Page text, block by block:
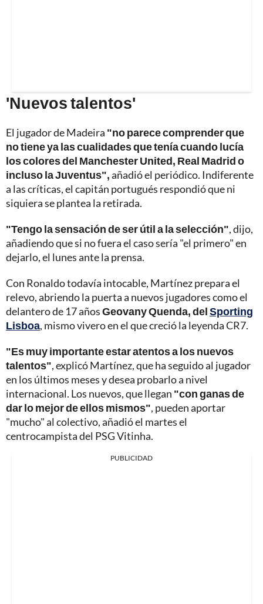
'Nuevos talentos'
El jugador de Madeira "no parece comprender que
no tiene ya las cualidades que tenía cuando lucía
los colores del Manchester United, Real Madrid o
incluso la Juventus",añadió el periódico. Indiferente
a las críticas, el capitán portugués respondió que ni
siquiera se plantea la retirada.
"Tengo la sensación de ser útil a la selección", dijo,
añadiendo que si no fuera el caso sería "el primero" en
dejarlo, el lunes ante la prensa.
Con Ronaldo todavía intocable, Martínez prepara el
relevo, abriendo la puerta a nuevos jugadores como el
delantero de 17 añosGeovany Quenda, delSporting
Lisboa, mismo vivero en el que creció la leyenda CR7.
"Es muy importante estar atentos a los nuevos
talentos", explicó Martínez, que ha seguido al jugador
en los últimos meses y desea probarlo a nivel
internacional. Los nuevos, que llegan "con ganas de
dar lo mejor de ellos mismos", pueden aportar
"mucho" al colectivo, añadió el martes el
centrocampista del PSG Vitinha.
PUBLICIDAD